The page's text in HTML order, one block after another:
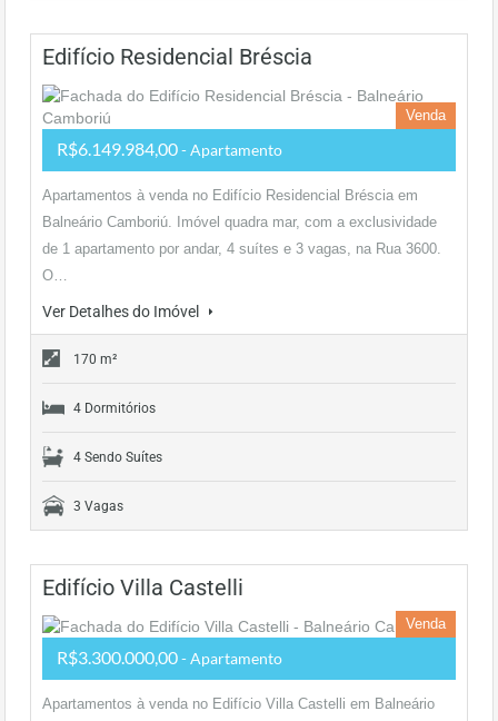
Edifício Residencial Bréscia
Venda
R$6.149.984,00- Apartamento
Apartamentos à venda no Edifício Residencial Bréscia em
Balneário Camboriú. Imóvel quadra mar, com a exclusividade
de 1 apartamento por andar, 4 suítes e 3 vagas, na Rua 3600.
O…
Ver Detalhes do Imóvel
170 m²
4 Dormitórios
4 Sendo Suítes
3 Vagas
Edifício Villa Castelli
Venda
R$3.300.000,00- Apartamento
Apartamentos à venda no Edifício Villa Castelli em Balneário